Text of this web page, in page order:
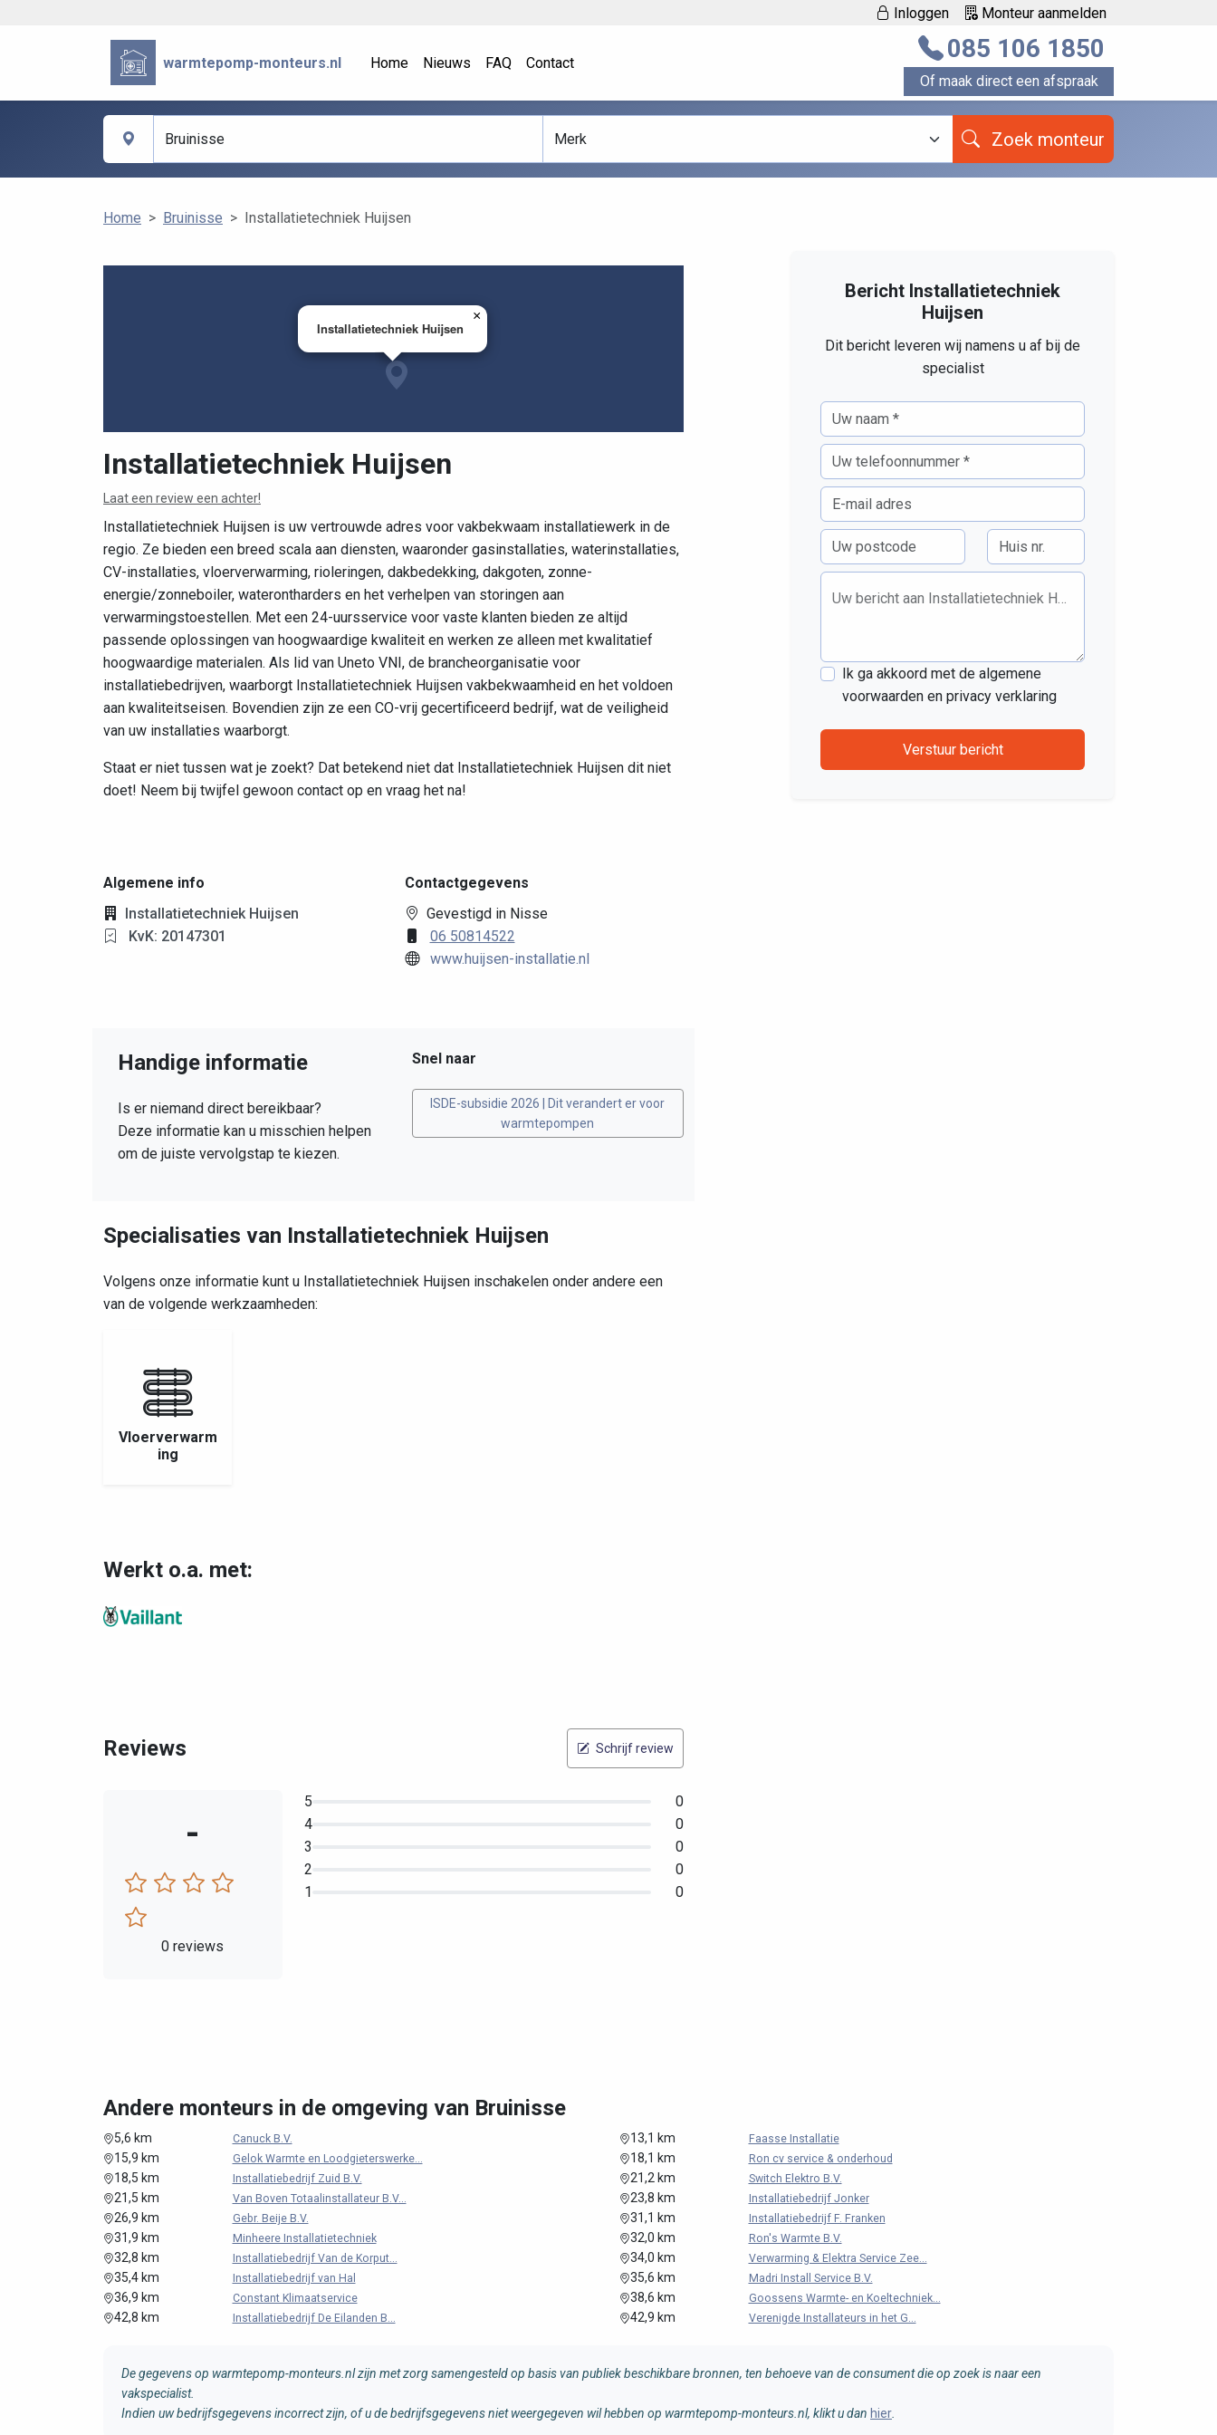
Inloggen Monteur aanmelden
warmtepomp-monteurs.nl Home Nieuws FAQ Contact 085 106 1850
Of maak direct een afspraak
Zoek monteur
Home Bruinisse Installatietechniek Huijsen
Installatietechniek Huijsen
×
Installatietechniek Huijsen
Laat een review een achter!
Installatietechniek Huijsen is uw vertrouwde adres voor vakbekwaam installatiewerk in de
regio. Ze bieden een breed scala aan diensten, waaronder gasinstallaties, waterinstallaties,
CV-installaties, vloerverwarming, rioleringen, dakbedekking, dakgoten, zonne-
energie/zonneboiler, waterontharders en het verhelpen van storingen aan
verwarmingstoestellen. Met een 24-uursservice voor vaste klanten bieden ze altijd
passende oplossingen van hoogwaardige kwaliteit en werken ze alleen met kwalitatief
hoogwaardige materialen. Als lid van Uneto VNI, de brancheorganisatie voor
installatiebedrijven, waarborgt Installatietechniek Huijsen vakbekwaamheid en het voldoen
aan kwaliteitseisen. Bovendien zijn ze een CO-vrij gecertificeerd bedrijf, wat de veiligheid
van uw installaties waarborgt.
Staat er niet tussen wat je zoekt? Dat betekend niet dat Installatietechniek Huijsen dit niet
doet! Neem bij twijfel gewoon contact op en vraag het na!
Algemene info
Installatietechniek Huijsen
KvK: 20147301
Contactgegevens
Gevestigd in Nisse
06 50814522
www.huijsen-installatie.nl
Handige informatie
Is er niemand direct bereikbaar?
Deze informatie kan u misschien helpen
om de juiste vervolgstap te kiezen.
Snel naar
ISDE-subsidie 2026 | Dit verandert er voor
warmtepompen
Specialisaties van Installatietechniek Huijsen
Volgens onze informatie kunt u Installatietechniek Huijsen inschakelen onder andere een
van de volgende werkzaamheden:
Vloerverwarm
ing
Werkt o.a. met:
Reviews Schrijf review
-
0 reviews
5
0
4
0
3
0
2
0
1
0
Bericht Installatietechniek
Huijsen
Dit bericht leveren wij namens u af bij de
specialist
Uw bericht aan Installatietechniek Huijsen
Ik ga akkoord met de algemene
voorwaarden en privacy verklaring
Verstuur bericht
Andere monteurs in de omgeving van Bruinisse
5,6 km Canuck B.V. 13,1 km Faasse Installatie
15,9 km Gelok Warmte en Loodgieterswerke... 18,1 km Ron cv service & onderhoud
18,5 km Installatiebedrijf Zuid B.V. 21,2 km Switch Elektro B.V.
21,5 km Van Boven Totaalinstallateur B.V... 23,8 km Installatiebedrijf Jonker
26,9 km Gebr. Beije B.V. 31,1 km Installatiebedrijf F. Franken
31,9 km Minheere Installatietechniek 32,0 km Ron's Warmte B.V.
32,8 km Installatiebedrijf Van de Korput... 34,0 km Verwarming & Elektra Service Zee...
35,4 km Installatiebedrijf van Hal 35,6 km Madri Install Service B.V.
36,9 km Constant Klimaatservice 38,6 km Goossens Warmte- en Koeltechniek...
42,8 km Installatiebedrijf De Eilanden B... 42,9 km Verenigde Installateurs in het G...
De gegevens op warmtepomp-monteurs.nl zijn met zorg samengesteld op basis van publiek beschikbare bronnen, ten behoeve van de consument die op zoek is naar een
vakspecialist.
Indien uw bedrijfsgegevens incorrect zijn, of u de bedrijfsgegevens niet weergegeven wil hebben op warmtepomp-monteurs.nl, klikt u dan hier.